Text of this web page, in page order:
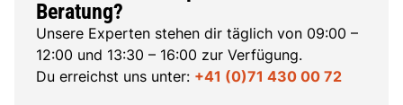
Beratung?
Unsere Experten stehen dir täglich von 09:00 –
12:00 und 13:30 – 16:00 zur Verfügung.
Du erreichst uns unter: +41 (0)71 430 00 72